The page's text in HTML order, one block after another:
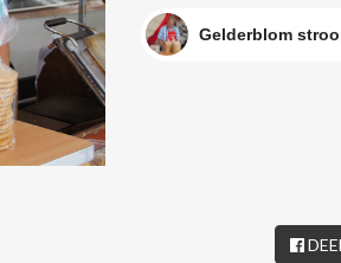
Gelderblom